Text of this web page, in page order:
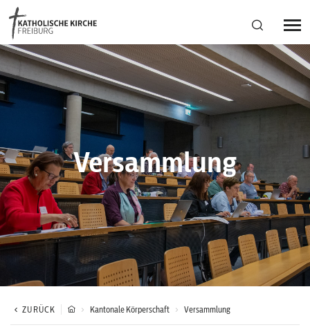
Bistumsregion Deutschfreiburg
Fachstellen
Kirchliches Leben
Kantonale Körperschaft
Aktuelles
Versammlung
ZURÜCK Kantonale Körperschaft Versammlung